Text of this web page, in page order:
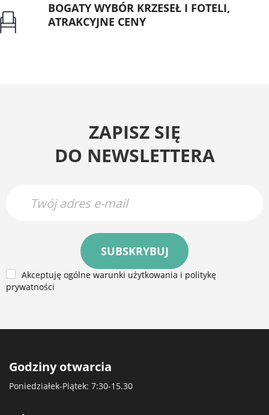
BOGATY WYBÓR KRZESEŁ I FOTELI,
ATRAKCYJNE CENY
ZAPISZ SIĘ
DO NEWSLETTERA
SUBSKRYBUJ
Akceptuję ogólne warunki użytkowania i politykę
prywatności
Godziny otwarcia
Poniedziałek-Piątek: 7:30-15.30